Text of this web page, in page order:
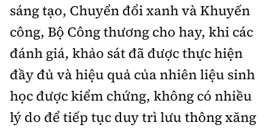
sáng tạo, Chuyển đổi xanh và Khuyến
công, Bộ Công thương cho hay, khi các
đánh giá, khảo sát đã được thực hiện
đầy đủ và hiệu quả của nhiên liệu sinh
học được kiểm chứng, không có nhiều
lý do để tiếp tục duy trì lưu thông xăng